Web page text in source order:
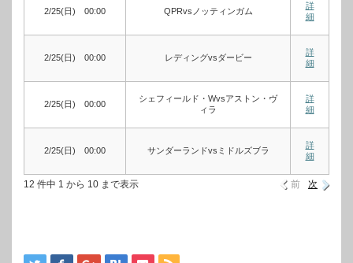
2/25(日) 00:00 QPRvsノッティンガム
詳
細
2/25(日) 00:00 レディングvsダービー
詳
細
2/25(日) 00:00
シェフィールド・Wvsアストン・ヴ
ィラ
詳
細
2/25(日) 00:00 サンダーランドvsミドルズブラ
詳
細
12 件中 1 から 10 まで表示 前 次